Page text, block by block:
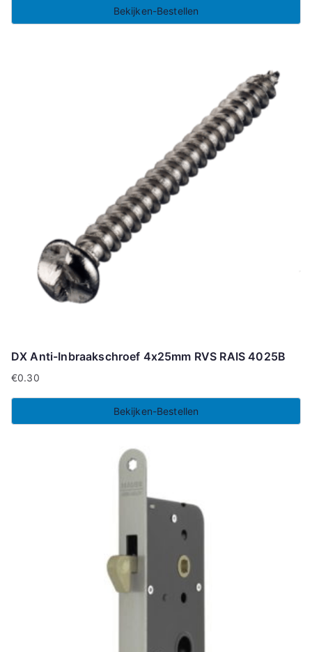
Bekijken-Bestellen
DX Anti-Inbraakschroef 4x25mm RVS RAIS 4025B
€0.30
Bekijken-Bestellen